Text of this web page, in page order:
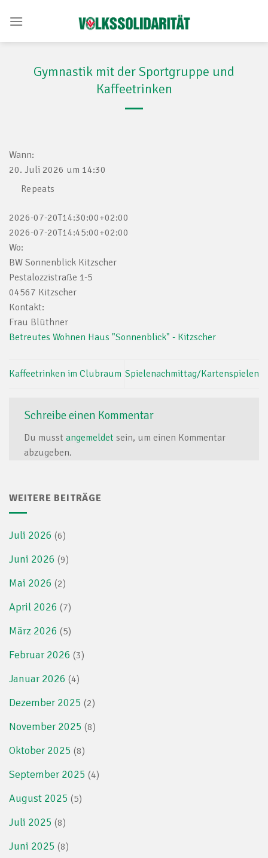
Gymnastik mit der Sportgruppe und
Kaffeetrinken
Wann:
20. Juli 2026 um 14:30
Repeats
2026-07-20T14:30:00+02:00
2026-07-20T14:45:00+02:00
Wo:
BW Sonnenblick Kitzscher
Pestalozzistraße 1-5
04567 Kitzscher
Kontakt:
Frau Blüthner
Betreutes Wohnen Haus "Sonnenblick" - Kitzscher
Kaffeetrinken im Clubraum Spielenachmittag/Kartenspielen
Schreibe einen Kommentar
Du musst angemeldet sein, um einen Kommentar
abzugeben.
WEITERE BEITRÄGE
Juli 2026 (6)
Juni 2026 (9)
Mai 2026 (2)
April 2026 (7)
März 2026 (5)
Februar 2026 (3)
Januar 2026 (4)
Dezember 2025 (2)
November 2025 (8)
Oktober 2025 (8)
September 2025 (4)
August 2025 (5)
Juli 2025 (8)
Juni 2025 (8)